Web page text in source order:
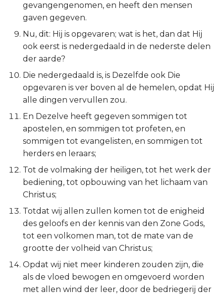
1 Kronieken
2 Kronieken
Ezra
Psalmen
Spreuken
Hooglied
Jesaja
Jeremía
gevangengenomen, en heeft den mensen
gaven gegeven.
Nu, dit: Hij is opgevaren; wat is het, dan dat Hij
ook eerst is nedergedaald in de nederste delen
der aarde?
Die nedergedaald is, is Dezelfde ook Die
opgevaren is ver boven al de hemelen, opdat Hij
alle dingen vervullen zou.
En Dezelve heeft gegeven sommigen tot
apostelen, en sommigen tot profeten, en
sommigen tot evangelisten, en sommigen tot
herders en leraars;
Tot de volmaking der heiligen, tot het werk der
bediening, tot opbouwing van het lichaam van
Christus;
Totdat wij allen zullen komen tot de enigheid
des geloofs en der kennis van den Zone Gods,
tot een volkomen man, tot de mate van de
grootte der volheid van Christus;
Opdat wij niet meer kinderen zouden zijn, die
als de vloed bewogen en omgevoerd worden
met allen wind der leer, door de bedriegerij der